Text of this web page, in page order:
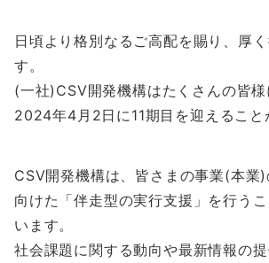
日頃より格別なるご高配を賜り、厚
す。
(一社)CSV開発機構はたくさんの皆様
2024年4月2日に11期目を迎えること
CSV開発機構は、皆さまの事業(本業
向けた「伴走型の実行支援」を行う
います。
社会課題に関する動向や最新情報の